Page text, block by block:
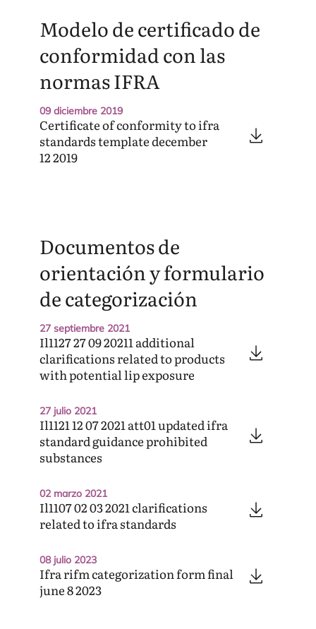
Modelo de certificado de
conformidad con las
normasIFRA
09 diciembre 2019
Certificate of conformity to ifra
standards template december
122019
Documentos de
orientación y formulario
de categorización
27 septiembre 2021
Il1127270920211additional
clarifications related to products
with potential lip exposure
27 julio 2021
Il112112072021att01updated ifra
standard guidance prohibited
substances
02 marzo 2021
Il110702032021clarifications
related to ifra standards
08 julio 2023
Ifra rifm categorization form final
june82023